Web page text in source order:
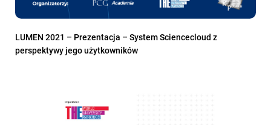
LUMEN 2021 – Prezentacja – System Sciencecloud z
perspektywy jego użytkowników